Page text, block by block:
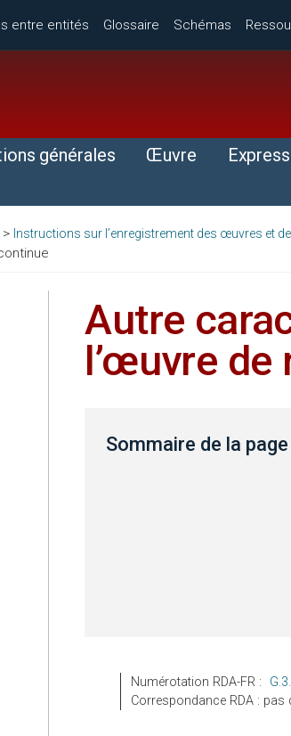
entre entités Glossaire Schémas
générales Œuvre
> Instructions sur l’enregistrement des œuvres et
Autre
l’œuvre
Sommaire de la page
Numérotation RDA-FR :
Correspondance RDA :